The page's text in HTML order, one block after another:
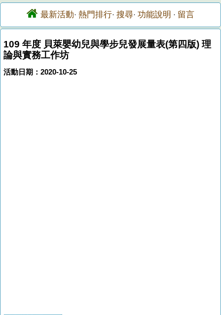
最新活動· 熱門排行· 搜尋· 功能說明 · 留言
109 年度 貝萊嬰幼兒與學步兒發展量表(第四版) 理
論與實務工作坊
活動日期：2020-10-25